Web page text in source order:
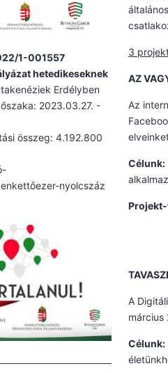
1-001557
hetedikeseknek
Erdélyben
2023.03.27. -
összeg: 4.192.800
nyolcszáz
3
AZ
Az
Célunk:
A
március
Célunk: